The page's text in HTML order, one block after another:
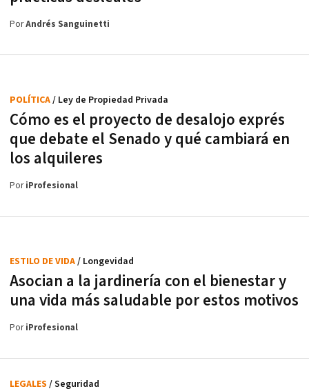
PorAndrés Sanguinetti
Cómo es el proyecto de desalojo exprés
que debate el Senado y qué cambiará en
los alquileres
POLÍTICA/ Ley de Propiedad Privada
PoriProfesional
Asocian a la jardinería con el bienestar y
una vida más saludable por estos motivos
ESTILO DE VIDA/ Longevidad
PoriProfesional
LEGALES / Seguridad